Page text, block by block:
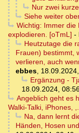
Nur zwei
Siehe weiter
Wichtig: Immer die
explodieren. [oTmL] -
Heutzutage die
Frauen) bestimmt,
verlieren, auch
ebbes,
Ergänzung -
18.09.2024,
Angeblich geht es
Walki-Talki, iPhones,
Na, dann lernt
Händen, Hosen